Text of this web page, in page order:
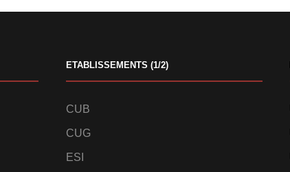
ETABLISSEMENTS (1/2)
CUB
CUG
ESI